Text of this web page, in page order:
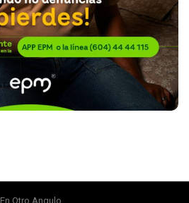
En Otro Angulo